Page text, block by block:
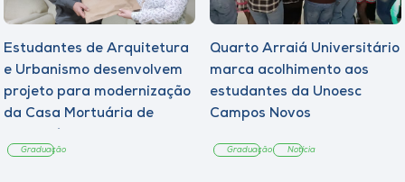
Estudantes de Arquitetura
e Urbanismo desenvolvem
projeto para modernização
da Casa Mortuária de
Graduação
Quarto Arraiá Universitário
marca acolhimento aos
estudantes da Unoesc
Campos Novos
Graduação Notícia